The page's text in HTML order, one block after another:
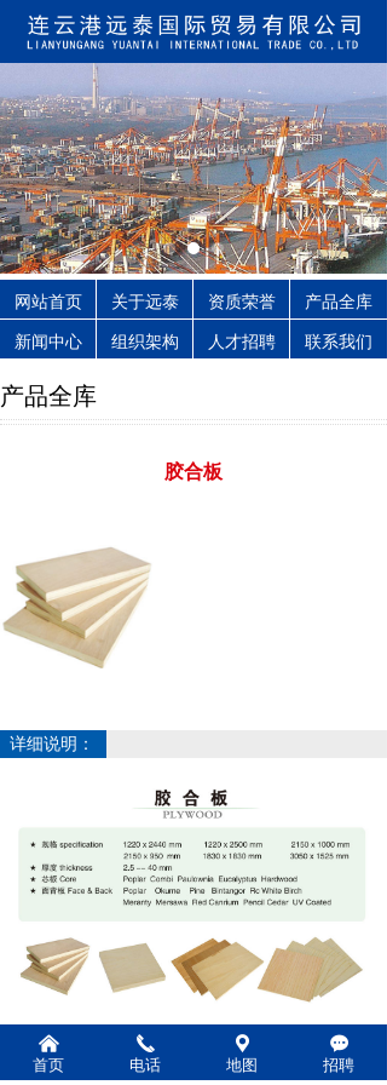
网站首页 关于远泰 资质荣誉
产品全库
新闻中心
组织架构 人才招聘 联系我们
上一个：
下一个： 胶合板
胶合板
产品全库
详细说明：
낀
首页
끅
电话
끇
地图
끁
招聘